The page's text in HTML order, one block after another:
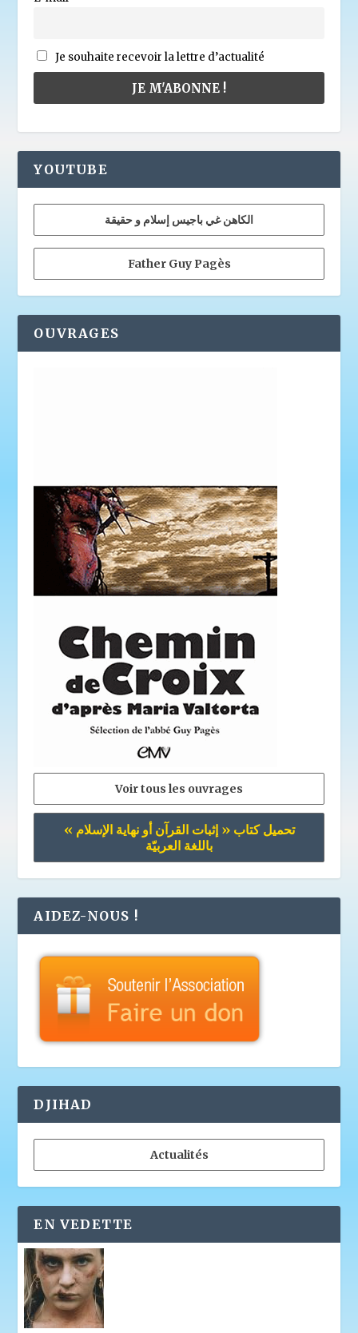
Je souhaite recevoir la lettre d’actualité
YOUTUBE
الكاهن غي باجيس إسلام و حقيقة
Father Guy Pagès
OUVRAGES
Voir tous les ouvrages
تحميل كتاب « إثبات القرآن أو نهاية الإسلام »
باللغة العربيّة
AIDEZ-NOUS !
DJIHAD
Actualités
EN VEDETTE